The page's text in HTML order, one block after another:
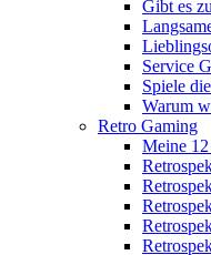
Gibt es
Service
Spiele
Warum
Retro Gaming
Meine